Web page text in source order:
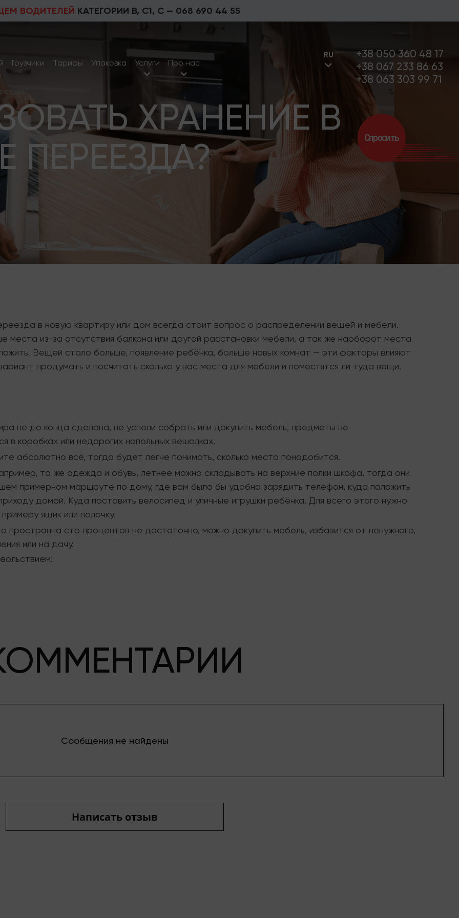
ВОДИТЕЛЕЙ КАТЕГОРИИ В, С1, С — 068 690 44 55
Грузчики Тарифы Упаковка Услуги Про нас
RU
UA
+38 050 360 48 17
+38 067 233 86 63
+38 063 303 99 71
Спросить
ХРАНЕНИЕ В
в новую квартиру или дом всегда стоит вопрос о распределении вещей и мебели.
места из-за отсутствия балкона или другой расстановки мебели, а так же наоборот места
Вещей стало больше, появление ребёнка, больше новых комнат — эти факторы влияют
продумать и посчитать сколько у вас места для мебели и поместятся ли туда вещи.
не до конца сделана, не успели собрать или докупить мебель, предметы не
в коробках или недорогих напольных вешалках.
абсолютно всё, тогда будет легче понимать, сколько места понадобится.
та же одежда и обувь, летнее можно складывать на верхние полки шкафа, тогда они
примерном маршруте по дому, где вам было бы удобно зарядить телефон, куда положить
домой. Куда поставить велосипед и уличные игрушки ребёнка. Для всего этого нужно
ящик или полочку.
пространна сто процентов не достаточно, можно докупить мебель, избавится от ненужного,
или на дачу.
Сообщения не найдены
Написать отзыв